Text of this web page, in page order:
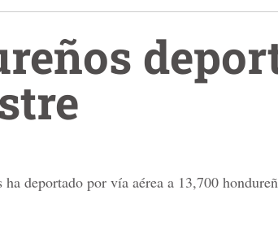
deportado por vía aérea a 13,700